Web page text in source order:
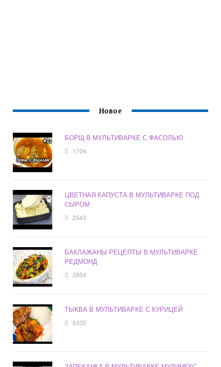
Новое
БОРЩ В МУЛЬТИВАРКЕ С ФАСОЛЬЮ
1704
ЦВЕТНАЯ КАПУСТА В МУЛЬТИВАРКЕ ПОД
СЫРОМ
2543
БАКЛАЖАНЫ РЕЦЕПТЫ В МУЛЬТИВАРКЕ
РЕДМОНД
2854
ТЫКВА В МУЛЬТИВАРКЕ С КУРИЦЕЙ
8335